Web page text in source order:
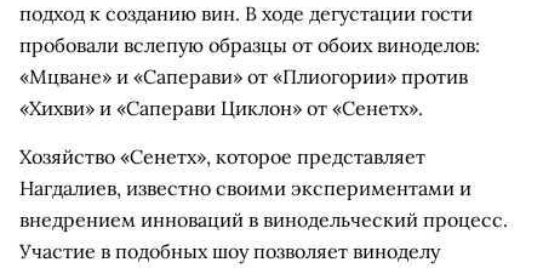
подход к созданию вин. В ходе дегустации гости
пробовали вслепую образцы от обоих виноделов:
«Мцване» и «Саперави» от «Плиогории» против
«Хихви» и «Саперави Циклон» от «Сенетх».
Хозяйство «Сенетх», которое представляет
Нагдалиев, известно своими экспериментами и
внедрением инноваций в винодельческий процесс.
Участие в подобных шоу позволяет виноделу